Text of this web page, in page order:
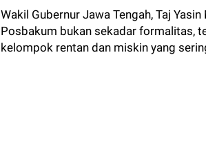
Wakil Gubernur Jawa Tengah, Taj
Posbakum bukan sekadar formalitas,
kelompok rentan dan miskin yang